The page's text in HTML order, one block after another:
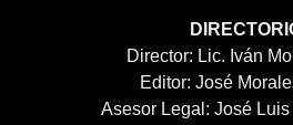
Director: Lic. Iván
Editor: José
Asesor Legal: José